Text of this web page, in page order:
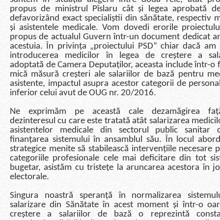
propus de ministrul Pîslaru cât și legea aprobată
defavorizând exact specialiștii din sănătate, respectiv
și asistentele medicale. Vom dovedi erorile
propus de actualul Guvern într-un document dedicat
acestuia. În privința „proiectului PSD” chiar dacă am
introducerea medicilor în legea de creștere a
adoptată de Camera Deputaților, aceasta include într-o
mică măsură creșteri ale salariilor de bază pentru
asistente, impactul asupra acestor categorii de
inferior celui avut de OUG nr. 20/2016.
Ne exprimăm pe această cale dezamăgirea
dezinteresul cu care este tratată atât salarizarea
asistentelor medicale din sectorul public sanitar
finanțarea sistemului în ansamblul său. În locul
strategice menite să stabilească intervențiile necesare
categoriile profesionale cele mai deficitare din tot
bugetar, asistăm cu tristețe la aruncarea acestora în
electorale.
Singura noastră speranță în normalizarea
salarizare din Sănătate în acest moment și într-o
creștere a salariilor de bază o reprezintă